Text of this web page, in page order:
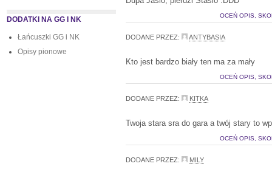
DODATKI NA GG I NK
Łańcuszki GG i NK
Opisy pionowe
OCEŃ OPIS,
DODANE PRZEZ: ANTYBASIA
Kto jest bardzo biały ten ma za mały
OCEŃ OPIS,
DODANE PRZEZ: KITKA
Twoja stara sra do gara a twój stary to
OCEŃ OPIS,
DODANE PRZEZ: MILY